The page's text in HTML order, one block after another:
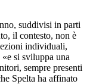
suddivisi in parti
il contesto, non è
individuali,
si sviluppa una
sempre presenti
Spelta ha affinato